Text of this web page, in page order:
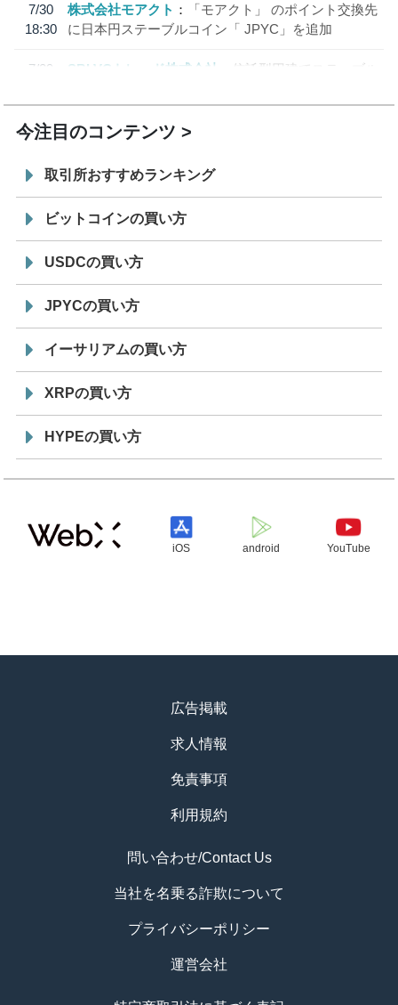
7/30
18:30
株式会社モアクト
「モアクト」 のポイント交換先
に日本円ステーブルコイン「 JPYC」を追加
7/29
SBI VCトレード株式会社
信託型円建てステーブル
今注目のコンテンツ
取引所おすすめランキング
ビットコインの買い方
USDCの買い方
JPYCの買い方
イーサリアムの買い方
XRPの買い方
HYPEの買い方
iOS android YouTube
広告掲載
求人情報
免責事項
利用規約
問い合わせ/Contact Us
当社を名乗る詐欺について
プライバシーポリシー
運営会社